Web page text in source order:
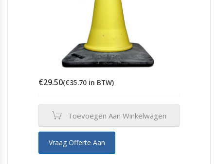
€29.50(€35.70 in BTW)
Toevoegen Aan Winkelwagen
Vraag Offerte Aan